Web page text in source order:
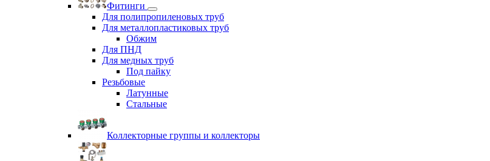
Фитинги
Для полипропиленовых труб
Для металлопластиковых труб
Обжим
Для ПНД
Для медных труб
Под пайку
Резьбовые
Латунные
Cтальные
Коллекторные группы и коллекторы